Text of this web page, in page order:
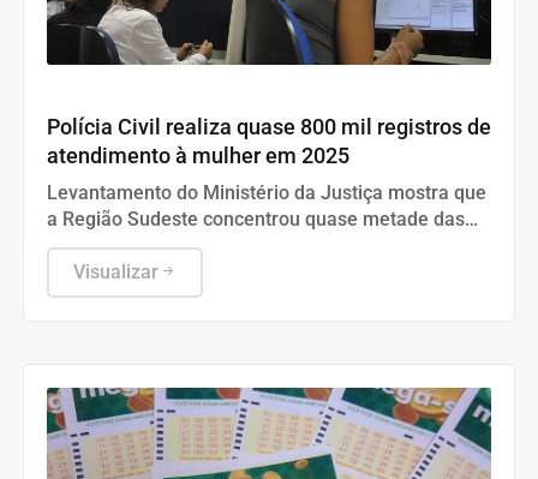
Polícia Civil realiza quase 800 mil registros de
atendimento à mulher em 2025
Levantamento do Ministério da Justiça mostra que
a Região Sudeste concentrou quase metade das
vítimas do país, com destaque para o estado de
São Paulo.
Visualizar